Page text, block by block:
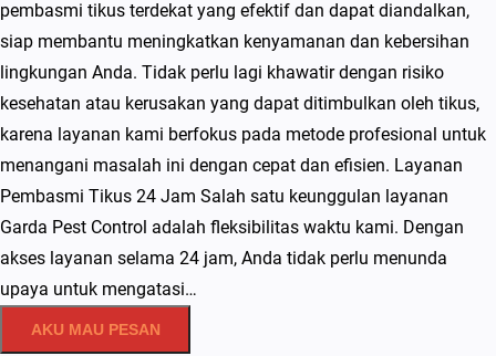
pembasmi tikus terdekat yang efektif dan dapat diandalkan,
siap membantu meningkatkan kenyamanan dan kebersihan
lingkungan Anda. Tidak perlu lagi khawatir dengan risiko
kesehatan atau kerusakan yang dapat ditimbulkan oleh tikus,
karena layanan kami berfokus pada metode profesional untuk
menangani masalah ini dengan cepat dan efisien. Layanan
Pembasmi Tikus 24 Jam Salah satu keunggulan layanan
Garda Pest Control adalah fleksibilitas waktu kami. Dengan
akses layanan selama 24 jam, Anda tidak perlu menunda
upaya untuk mengatasi…
AKU MAU PESAN